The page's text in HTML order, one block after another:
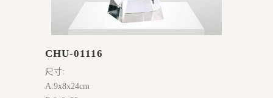
CHU-01116
尺寸:
A:9x8x24cm